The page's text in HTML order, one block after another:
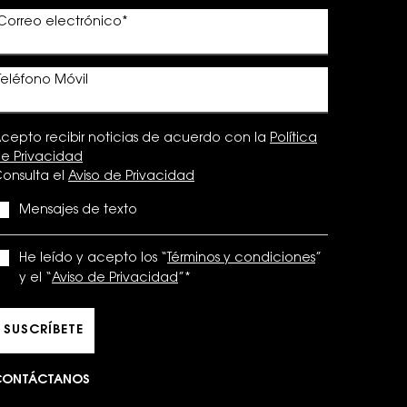
electrónico *
Teléfono Móvil
recibir noticias de acuerdo con la Política
Privacidad
el Aviso de Privacidad
Mensajes de texto
He leído y acepto los “ Términos y condiciones”
y el “Aviso de Privacidad ” *
SUSCRÍBETE